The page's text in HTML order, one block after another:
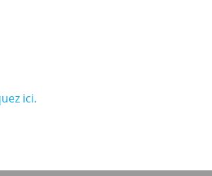
ici.